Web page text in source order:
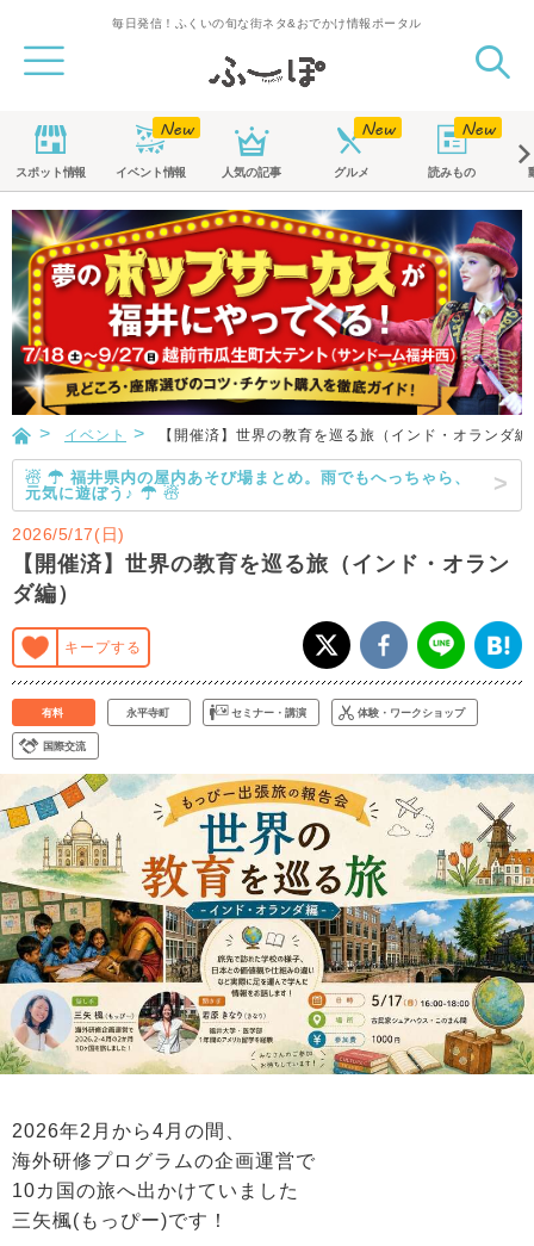
毎日発信！ふくいの旬な街ネタ&おでかけ情報ポータル
スポット情報 イベント情報 人気の記事 グルメ 読みもの
イベント 【開催済】世界の教育を巡る旅（インド・オランダ編
☃ ☂ 福井県内の屋内あそび場まとめ。雨でもへっちゃら、
元気に遊ぼう♪ ☂ ☃
2026/5/17(日)
【開催済】世界の教育を巡る旅（インド・オラン
ダ編）
キープする
有料 永平寺町 セミナー・講演 体験・ワークショップ
国際交流
2026年2月から4月の間、
海外研修プログラムの企画運営で
10カ国の旅へ出かけていました
三矢楓(もっぴー)です！